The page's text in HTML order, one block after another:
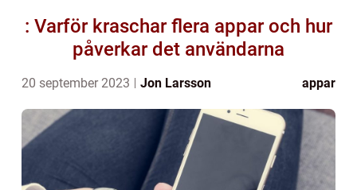
: Varför kraschar flera appar och hur
påverkar det användarna
20 september 2023 Jon Larsson appar